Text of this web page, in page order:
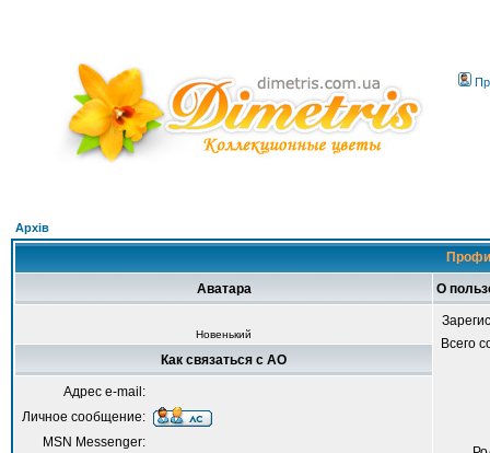
Архів
Аватара О
Новенький
Всего
Как связаться с AO
Адрес e-mail:
Личное сообщение:
MSN Messenger: